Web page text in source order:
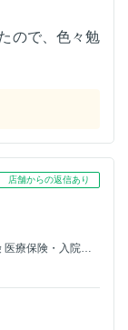
ので、色々勉
店舗からの返信あり
生命保険・死亡保険 医療保険・入院保険 がん保険 介護保険 個人年金保険